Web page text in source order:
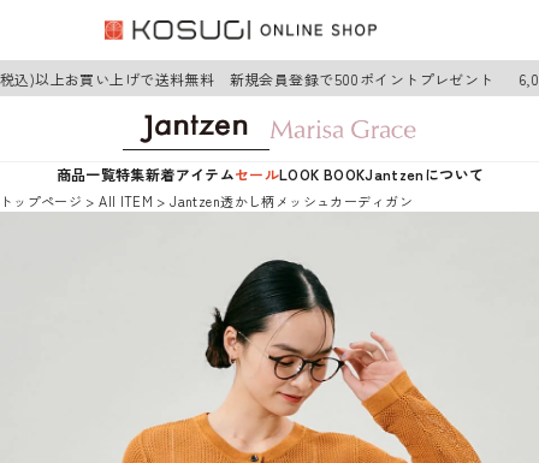
)以上お買い上げで送料無料 新規会員登録で500ポイントプレゼント
商品一覧特集新着アイテムセールLOOK BOOKJantzenについて
トップページ AII ITEM Jantzen透かし柄メッシュカーディガン